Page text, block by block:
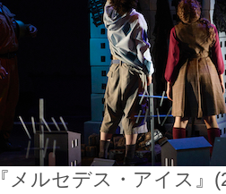
『メルセデス・アイス